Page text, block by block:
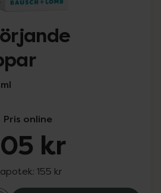
Pris online
kr
155 kr